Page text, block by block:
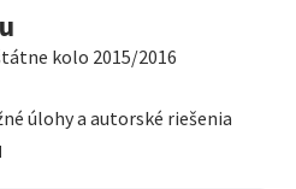
kolo 2015/2016
úlohy a autorské riešenia